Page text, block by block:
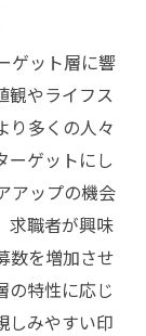
功事例
な工夫と
ゲット層に響
観やライフス
り多くの人々
ーゲットにし
アップの機会
求職者が興味
数を増加させ
の特性に応じ
しみやすい印